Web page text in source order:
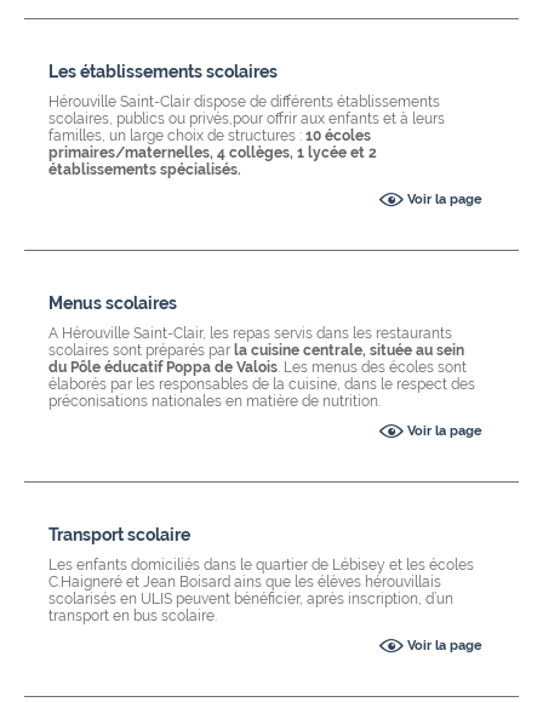
Les établissements scolaires
Hérouville Saint-Clair dispose de différents établissements
scolaires, publics ou privés,pour offrir aux enfants et à leurs
familles, un large choix de structures : 10 écoles
primaires/maternelles, 4 collèges, 1 lycée et 2
établissements spécialisés.
Voir la page
Menus scolaires
A Hérouville Saint-Clair, les repas servis dans les restaurants
scolaires sont préparés par la cuisine centrale, située au sein
du Pôle éducatif Poppa de Valois. Les menus des écoles sont
élaborés par les responsables de la cuisine, dans le respect des
préconisations nationales en matière de nutrition.
Voir la page
Transport scolaire
Les enfants domiciliés dans le quartier de Lébisey et les écoles
C.Haigneré et Jean Boisard ains que les élèves hérouvillais
scolarisés en ULIS peuvent bénéficier, après inscription, d’un
transport en bus scolaire.
Voir la page